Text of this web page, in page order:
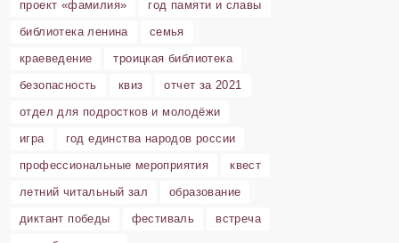
проект «фамилия»
год памяти и славы
библиотека ленина
семья
краеведение
троицкая библиотека
безопасность
квиз
отчет за 2021
отдел для подростков и молодёжи
игра
год единства народов россии
профессиональные мероприятия
квест
летний читальный зал
образование
диктант победы
фестиваль
встреча